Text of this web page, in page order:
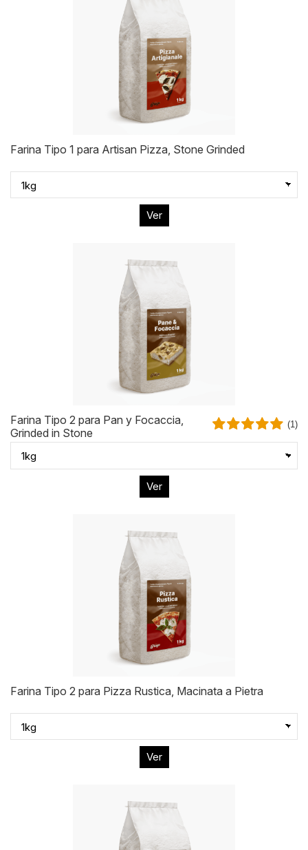
Farina Tipo 1 para Artisan Pizza, Stone Grinded
Ver
Farina Tipo 2 para Pan y Focaccia,
Grinded in Stone
(1)
Ver
Farina Tipo 2 para Pizza Rustica, Macinata a Pietra
Ver